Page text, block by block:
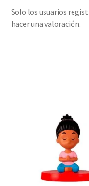
Solo los usuarios
hacer una valoración.